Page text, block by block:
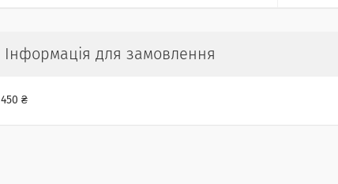
Інформація для замовлення
450 ₴